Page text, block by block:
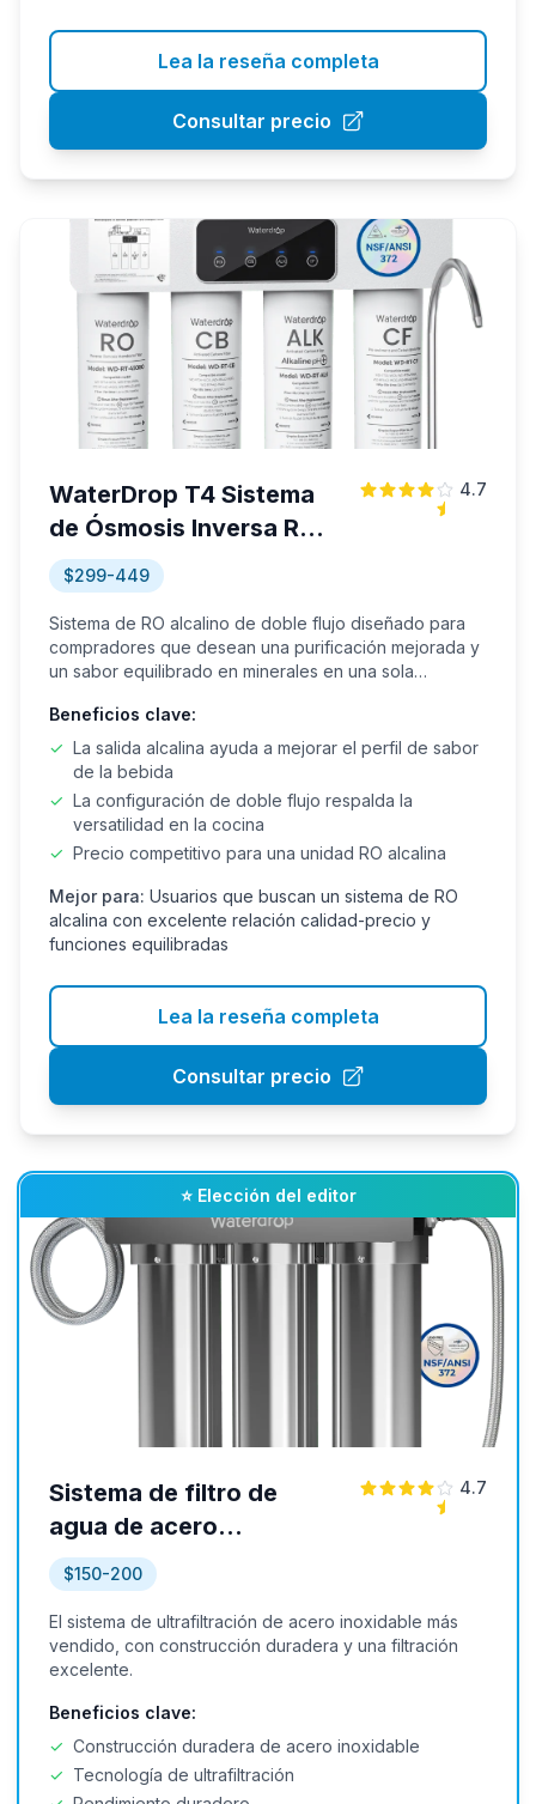
Lea la reseña completa
Consultar precio
WaterDrop T4 Sistema
de Ósmosis Inversa RO
alcalina
4.7
$299-449
Sistema de RO alcalino de doble flujo diseñado para
compradores que desean una purificación mejorada y
un sabor equilibrado en minerales en una sola
Beneficios clave:
✓ La salida alcalina ayuda a mejorar el perfil de sabor
de la bebida
✓ La configuración de doble flujo respalda la
versatilidad en la cocina
✓ Precio competitivo para una unidad RO alcalina
Mejor para: Usuarios que buscan un sistema de RO
alcalina con excelente relación calidad-precio y
funciones equilibradas
Lea la reseña completa
Consultar precio
⭐ Elección del editor
Sistema de filtro de
agua de acero
inoxidable WaterDrop
TST
4.7
$150-200
El sistema de ultrafiltración de acero inoxidable más
vendido, con construcción duradera y una filtración
excelente.
Beneficios clave:
✓ Construcción duradera de acero inoxidable
✓ Tecnología de ultrafiltración